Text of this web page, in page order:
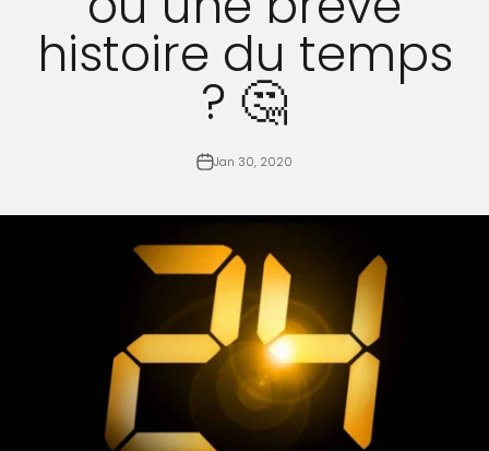
histoire du temps
? 🤔
Jan 30, 2020